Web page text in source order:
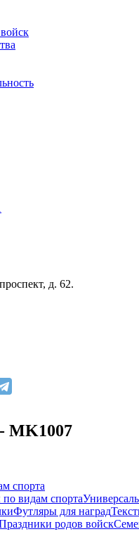
д. 62.
MK1007
спорта
видам спорта
Футляры для наград
родов войск